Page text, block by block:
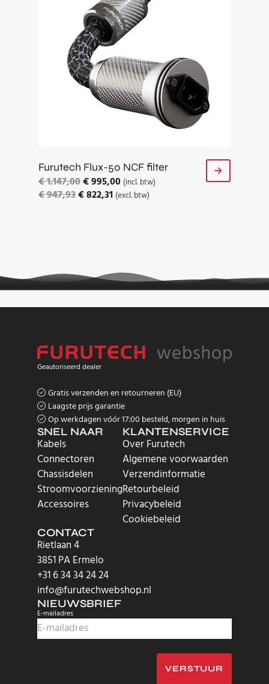
Furutech Flux-50 NCF filter
€1.147,00€995,00 (incl. btw)
€947,93€822,31 (excl. btw)
Geautoriseerd dealer
Gratis verzenden en retourneren (EU)
Laagste prijs garantie
Op werkdagen vóór 17:00 besteld, morgen in huis
SNEL NAAR
Kabels
Connectoren
Chassisdelen
Stroomvoorziening
Accessoires
KLANTENSERVICE
Over Furutech
Algemene voorwaarden
Verzendinformatie
Retourbeleid
Privacybeleid
Cookiebeleid
CONTACT
Rietlaan 4
3851 PA Ermelo
+31 6 34 34 24 24
info@furutechwebshop.nl
NIEUWSBRIEF
E-mailadres